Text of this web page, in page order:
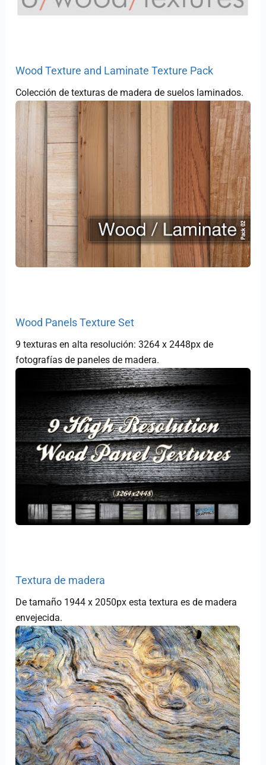
Wood Texture and Laminate Texture Pack
Colección de texturas de madera de suelos laminados.
Wood Panels Texture Set
9 texturas en alta resolución: 3264 x 2448px de
fotografías de paneles de madera.
Textura de madera
De tamaño 1944 x 2050px esta textura es de madera
envejecida.